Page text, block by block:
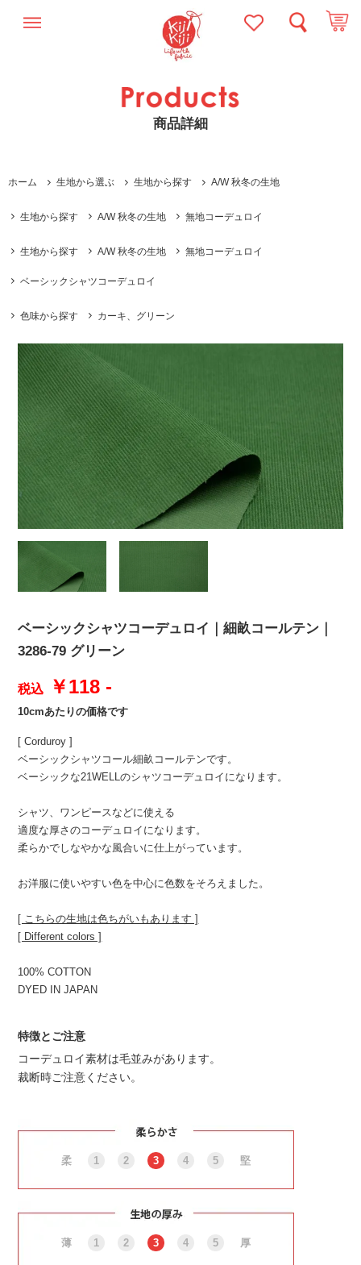
商品詳細
ホーム 生地から選ぶ 生地から探す A/W 秋冬の生地
生地から探す A/W 秋冬の生地 無地コーデュロイ
生地から探す A/W 秋冬の生地 無地コーデュロイ
ベーシックシャツコーデュロイ
色味から探す カーキ、グリーン
ベーシックシャツコーデュロイ｜細畝コールテン｜
3286-79 グリーン
税込 ￥118 -
10cmあたりの価格です
[ Corduroy ]
ベーシックシャツコール細畝コールテンです。
ベーシックな21WELLのシャツコーデュロイになります。
シャツ、ワンピースなどに使える
適度な厚さのコーデュロイになります。
柔らかでしなやかな風合いに仕上がっています。
お洋服に使いやすい色を中心に色数をそろえました。
[ こちらの生地は色ちがいもあります ]
[ Different colors ]
100% COTTON
DYED IN JAPAN
特徴とご注意
コーデュロイ素材は毛並みがあります。
裁断時ご注意ください。
柔 1 2 3 4 5 堅
薄 1 2 3 4 5 厚